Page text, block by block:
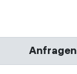
Anfragen